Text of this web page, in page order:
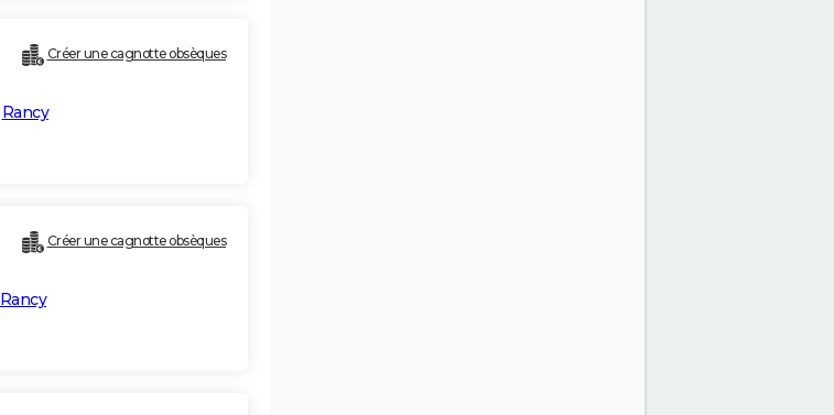
Créer une cagnotte obsèques
Rancy
Créer une cagnotte obsèques
Rancy